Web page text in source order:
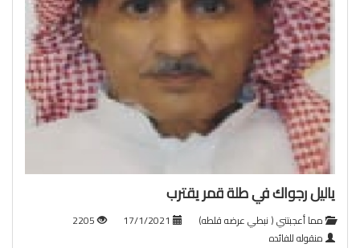
ياليل رجواك في طلة قمر يقترب
مما أعجبتني ( نبطي عرضه قلطه)
2205
منقوله للفائده